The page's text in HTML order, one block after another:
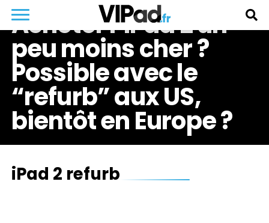
Acheter l’iPad 2 un
peu moins cher ?
Possible avec le
“refurb” aux US,
bientôt en Europe ?
iPad 2 refurb